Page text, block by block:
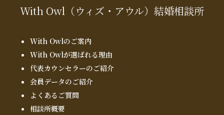
With Owl （ウィズ・アウル） 結婚相談所
With Owlのご案内
With Owlが選ばれる理由
代表カウンセラーのご紹介
会員データのご紹介
よくあるご質問
相談所概要